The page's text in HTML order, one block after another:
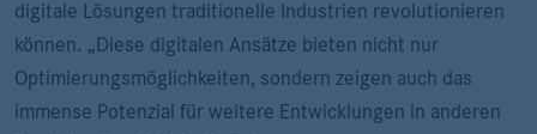
digitale Lösungen traditionelle Industrien revolutionieren
können. „Diese digitalen Ansätze bieten nicht nur
Optimierungsmöglichkeiten, sondern zeigen auch das
immense Potenzial für weitere Entwicklungen in anderen